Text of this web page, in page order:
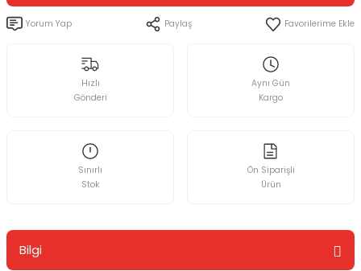
Yorum Yap Paylaş
Hızlı
Gönderi
Aynı Gün
Kargo
Sınırlı
Stok
Ön Siparişli
Ürün
Bilgi